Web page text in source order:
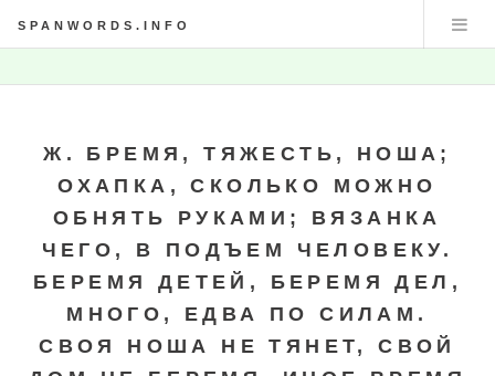
SPANWORDS.INFO
Ж. БРЕМЯ, ТЯЖЕСТЬ, НОША;
ОХАПКА, СКОЛЬКО МОЖНО
ОБНЯТЬ РУКАМИ; ВЯЗАНКА
ЧЕГО, В ПОДЪЕМ ЧЕЛОВЕКУ.
БЕРЕМЯ ДЕТЕЙ, БЕРЕМЯ ДЕЛ,
МНОГО, ЕДВА ПО СИЛАМ.
СВОЯ НОША НЕ ТЯНЕТ, СВОЙ